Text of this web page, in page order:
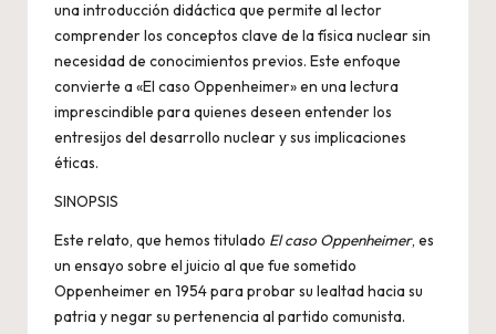
una introducción didáctica que permite al lector
comprender los conceptos clave de la física nuclear sin
necesidad de conocimientos previos. Este enfoque
convierte a «El caso Oppenheimer» en una lectura
imprescindible para quienes deseen entender los
entresijos del desarrollo nuclear y sus implicaciones
éticas.
SINOPSIS
Este relato, que hemos titulado El caso Oppenheimer, es
un ensayo sobre el juicio al que fue sometido
Oppenheimer en 1954 para probar su lealtad hacia su
patria y negar su pertenencia al partido comunista.